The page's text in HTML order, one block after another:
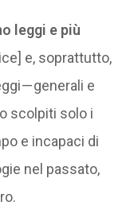
leggi e più
e, soprattutto,
— generali e
scolpiti solo i
e incapaci di
nel passato,